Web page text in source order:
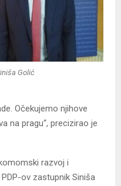
Golić
Očekujemo njihove
na pragu“, precizirao je
razvoj i
ov zastupnik Siniša